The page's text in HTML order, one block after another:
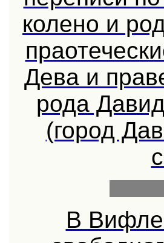
колено и
Дева и
рода
(город
В